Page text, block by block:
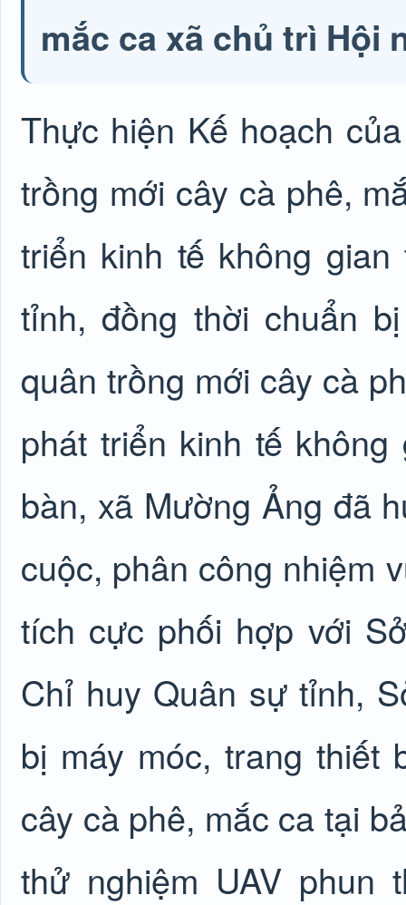
mắc ca xã chủ trì Hội
Thực hiện Kế hoạch
trồng mới cây cà phê,
triển kinh tế không
tỉnh, đồng thời chuẩn
quân trồng mới cây cà
phát triển kinh tế
bàn, xã Mường Ảng đã
cuộc, phân công nhiệm
tích cực phối hợp với
Chỉ huy Quân sự tỉnh,
bị máy móc, trang thiết
cây cà phê, mắc ca tại
thử nghiệm UAV phun